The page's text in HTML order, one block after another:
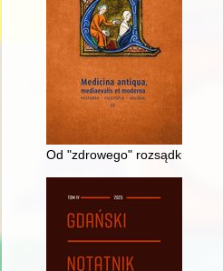
Od "zdrowego" rozsądku do